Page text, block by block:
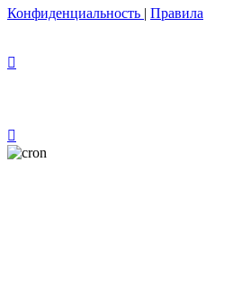
Конфиденциальность | Правила